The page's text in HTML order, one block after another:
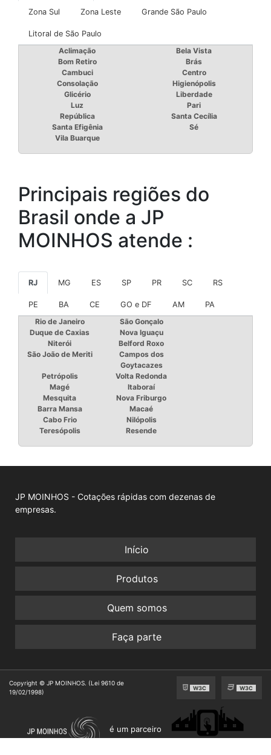
Zona Sul Zona Leste Grande São Paulo
Litoral de São Paulo
Aclimação
Bela Vista
Bom Retiro
Brás
Cambuci
Centro
Consolação
Higienópolis
Glicério
Liberdade
Luz
Pari
República
Santa Cecília
Santa Efigênia
Sé
Vila Buarque
Principais regiões do
Brasil onde a JP
MOINHOS atende :
RJ MG ES SP PR SC RS
PE BA CE GO e DF AM
PA
Rio de Janeiro
São Gonçalo
Duque de Caxias
Nova Iguaçu
Niterói
Belford Roxo
São João de Meriti
Campos dos
Goytacazes
Petrópolis
Volta Redonda
Magé
Itaboraí
Mesquita
Nova Friburgo
Barra Mansa
Macaé
Cabo Frio
Nilópolis
Teresópolis
Resende
JP MOINHOS - Cotações rápidas com dezenas de
empresas.
Início
Produtos
Quem somos
Faça parte
Copyright © JP MOINHOS. (Lei 9610 de
19/02/1998)
W3C W3C
é um parceiro